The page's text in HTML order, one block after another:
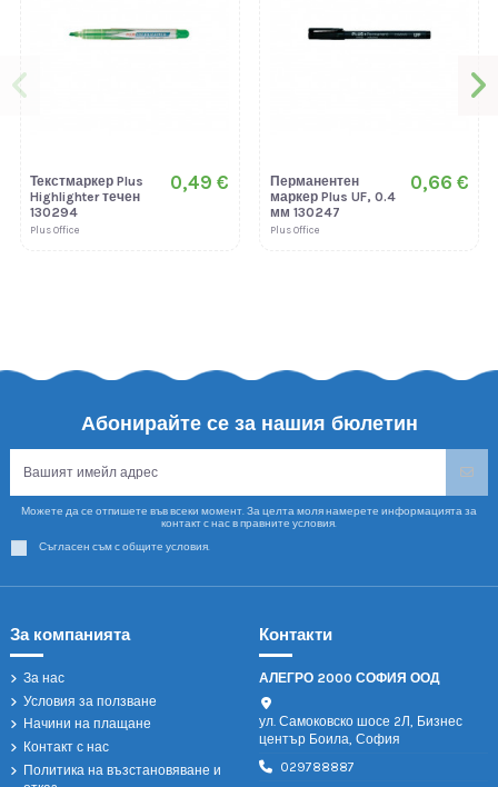
Текстмаркер Plus
Highlighter течен
130294
Plus Office
0,49 €
Перманентен
маркер Plus UF, 0.4
мм 130247
Plus Office
0,66 €
Абонирайте се за нашия бюлетин
Можете да се отпишете във всеки момент. За целта моля намерете информацията за
контакт с нас в правните условия.
Съгласен съм с общите условия.
За компанията
За нас
Условия за ползване
Начини на плащане
Контакт с нас
Политика на възстановяване и
Контакти
АЛЕГРО 2000 СОФИЯ ООД
ул. Самоковско шосе 2Л, Бизнес
център Боила, София
029788887